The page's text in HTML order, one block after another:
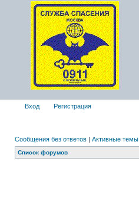
Вход Регистрация
Сообщения без ответов | Активные темы
Список форумов